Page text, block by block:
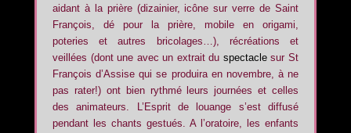
aidant à la prière (dizainier, icône sur verre de Saint
François, dé pour la prière, mobile en origami,
poteries et autres bricolages…), récréations et
veillées (dont une avec un extrait du spectaclesur St
François d’Assise qui se produira en novembre, à ne
pas rater!) ont bien rythmé leurs journées et celles
des animateurs. L’Esprit de louange s’est diffusé
pendant les chants gestués. A l’oratoire, les enfants